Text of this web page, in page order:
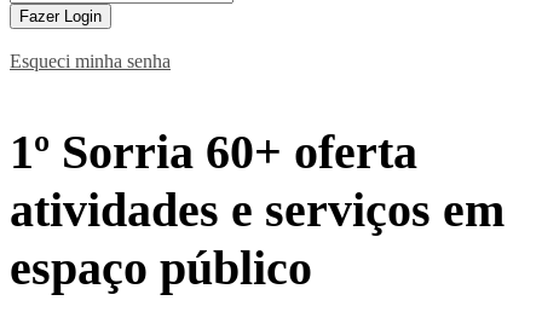
Fazer Login
Esqueci minha senha
1º Sorria 60+ oferta
atividades e serviços em
espaço público